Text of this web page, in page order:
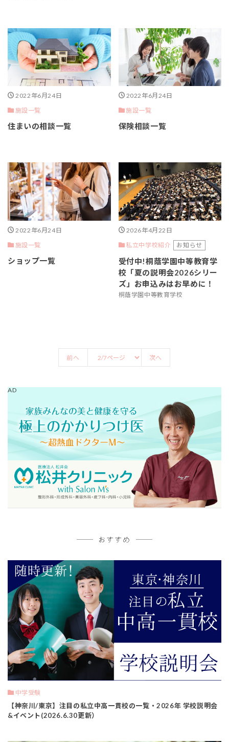
2022年6月24日
施設一覧
住まいの相談一覧
2022年6月24日
施設一覧
保険相談一覧
2022年6月24日
施設一覧
ショップ一覧
2026年4月22日
私立中学校紹介
お知らせ
受付中!桐蔭学園中等教育学
校「夏の説明会2026シリー
ズ」お申込みはお早めに！
桐蔭学園中等教育学校
前へ 次へ
AD
おすすめ
中学受験
【神奈川/東京】注目の私立中高一貫校の一覧・2026年 学校説明会
&イベント(2026.6.30更新）